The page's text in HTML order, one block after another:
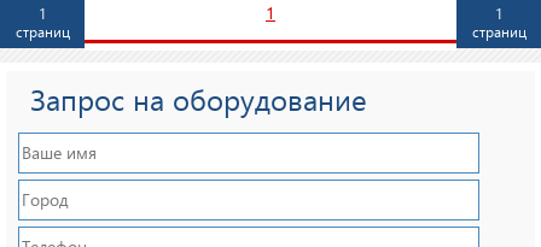
1
страниц
1
страниц
1
Запрос на оборудование